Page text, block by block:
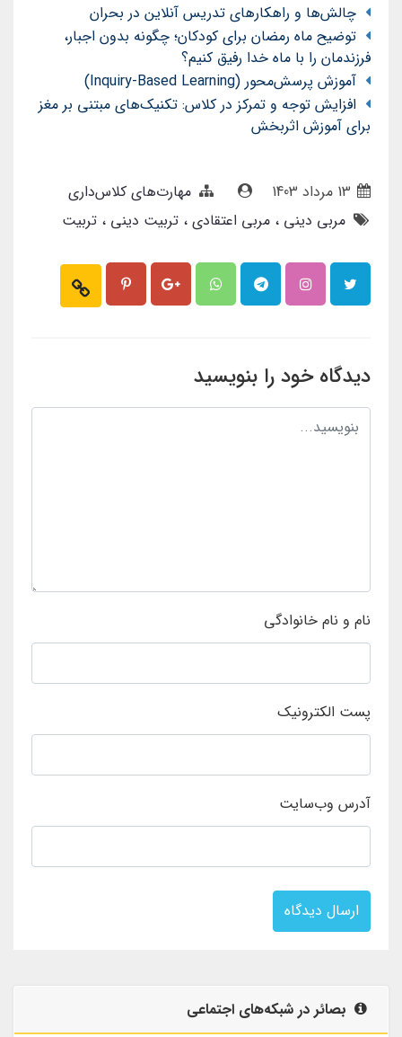
چالش‌ها و راهکارهای تدریس آنلاین در بحران
توضیح ماه رمضان برای کودکان؛ چگونه بدون اجبار،
فرزندمان را با ماه خدا رفیق کنیم؟
آموزش پرسش‌محور (Inquiry-Based Learning)
افزایش توجه و تمرکز در کلاس: تکنیک‌های مبتنی بر مغز
برای آموزش اثربخش
مهارت‌های کلاس‌داری
مربی دینی
مربی اعتقادی تربیت دینی تربیت
دیدگاه خود را بنویسید
نام و نام خانوادگی
پست الکترونیک
آدرس وب‌سایت
ارسال دیدگاه
بصائر در شبکه‌های اجتماعی